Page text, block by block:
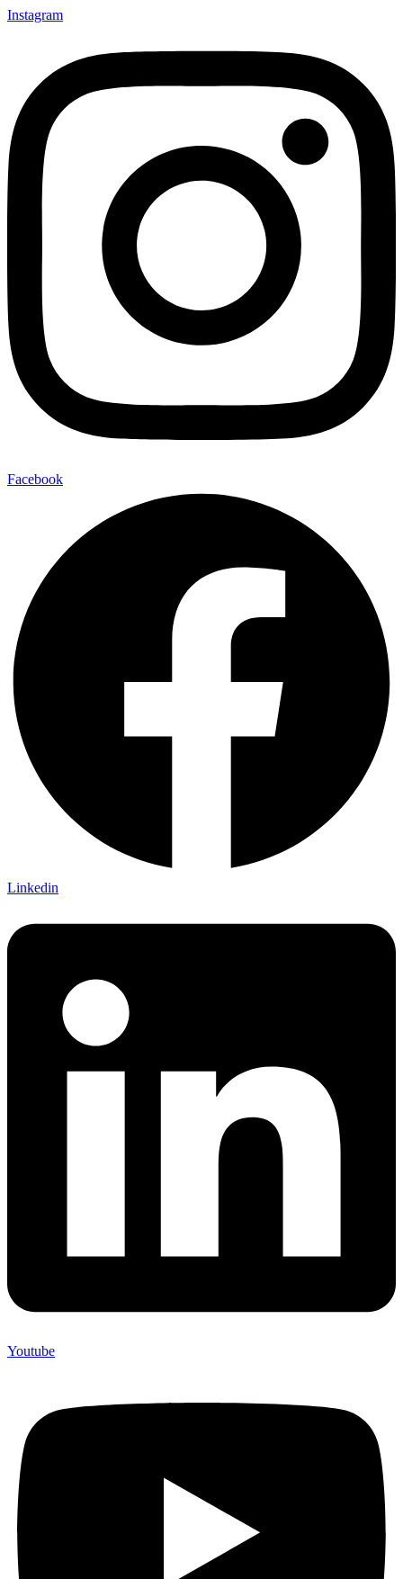
Instagram
Facebook
Linkedin
Youtube